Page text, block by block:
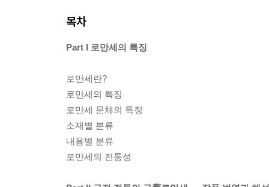
목차
Part I 로만세의 특징
로만세란?
로만세의 특징
로만세 문체의 특징
소재별 분류
내용별 분류
로만세의 전통성